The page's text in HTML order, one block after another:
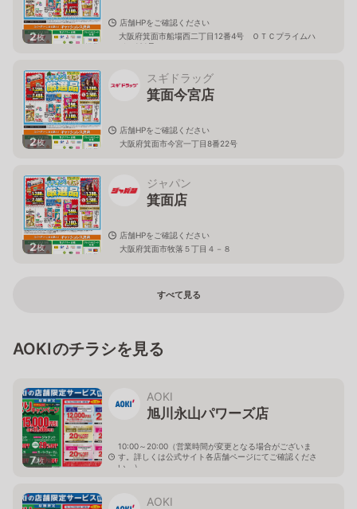
2枚
店舗HPをご確認ください
大阪府箕面市船場西二丁目12番4号 ＯＴＣプライムハ
イツ101号
2枚
スギドラッグ
箕面今宮店
店舗HPをご確認ください
大阪府箕面市今宮一丁目8番22号
2枚
ジャパン
箕面店
店舗HPをご確認ください
大阪府箕面市牧落５丁目４－８
すべて見る
AOKIのチラシを見る
7枚
AOKI
旭川永山パワーズ店
10:00～20:00（営業時間が変更となる場合がございま
す。詳しくは公式サイト各店舗ページにてご確認くださ
い。）
AOKI